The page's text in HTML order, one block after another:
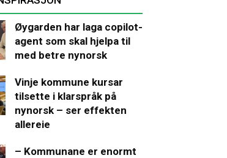
Øygarden har laga copilot-
agent som skal hjelpa til
med betre nynorsk
Vinje kommune kursar
tilsette i klarspråk på
nynorsk – ser effekten
allereie
– Kommunane er enormt